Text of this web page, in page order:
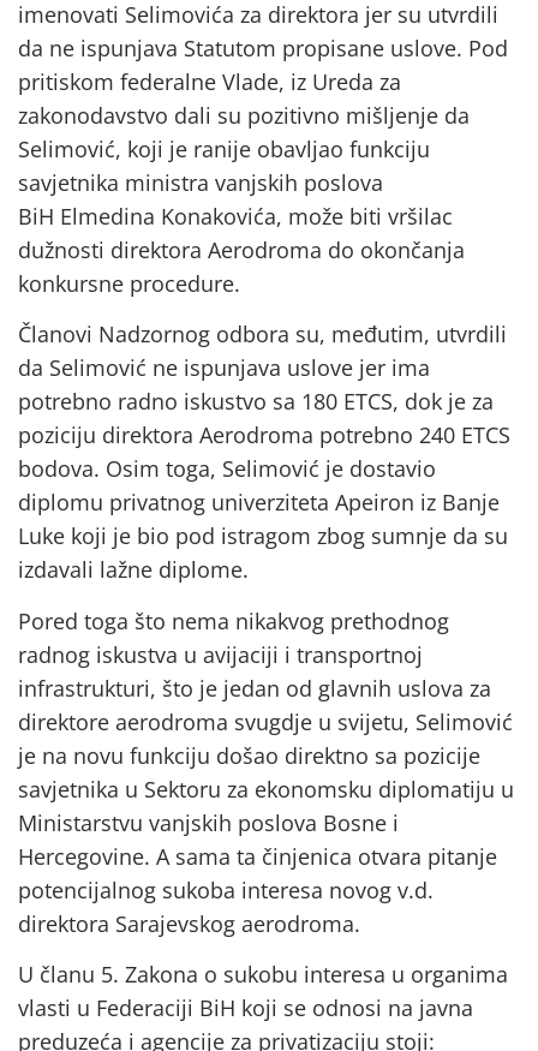
imenovati Selimovića za direktora jer su utvrdili
da ne ispunjava Statutom propisane uslove. Pod
pritiskom federalne Vlade, iz Ureda za
zakonodavstvo dali su pozitivno mišljenje da
Selimović, koji je ranije obavljao funkciju
savjetnika ministra vanjskih poslova
BiH Elmedina Konakovića, može biti vršilac
dužnosti direktora Aerodroma do okončanja
konkursne procedure.
Članovi Nadzornog odbora su, međutim, utvrdili
da Selimović ne ispunjava uslove jer ima
potrebno radno iskustvo sa 180 ETCS, dok je za
poziciju direktora Aerodroma potrebno 240 ETCS
bodova. Osim toga, Selimović je dostavio
diplomu privatnog univerziteta Apeiron iz Banje
Luke koji je bio pod istragom zbog sumnje da su
izdavali lažne diplome.
Pored toga što nema nikakvog prethodnog
radnog iskustva u avijaciji i transportnoj
infrastrukturi, što je jedan od glavnih uslova za
direktore aerodroma svugdje u svijetu, Selimović
je na novu funkciju došao direktno sa pozicije
savjetnika u Sektoru za ekonomsku diplomatiju u
Ministarstvu vanjskih poslova Bosne i
Hercegovine. A sama ta činjenica otvara pitanje
potencijalnog sukoba interesa novog v.d.
direktora Sarajevskog aerodroma.
U članu 5. Zakona o sukobu interesa u organima
vlasti u Federaciji BiH koji se odnosi na javna
preduzeća i agencije za privatizaciju stoji: